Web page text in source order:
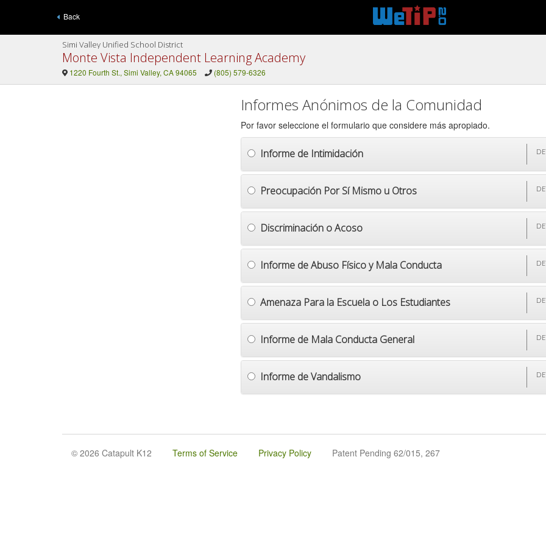
Back
Simi Valley Unified School District
Monte Vista Independent Learning Academy
1220 Fourth St., Simi Valley, CA 94065 (805) 579-6326
Informes Anónimos de la Comunidad
Por favor seleccione el formulario que considere más apropiado.
Informe de Intimidación
Preocupación Por Sí Mismo u Otros
Discriminación o Acoso
Informe de Abuso Físico y Mala Conducta
Amenaza Para la Escuela o Los Estudiantes
Informe de Mala Conducta General
Informe de Vandalismo
© 2026 Catapult K12 Terms of Service Privacy Policy Patent Pending 62/015, 267